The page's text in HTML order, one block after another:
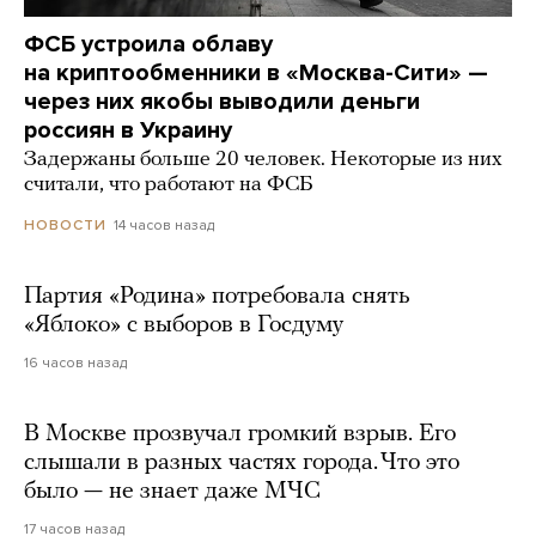
ФСБ устроила облаву
на криптообменники в «Москва-Сити» —
через них якобы выводили деньги
россиян в Украину
Задержаны больше 20 человек. Некоторые из них
считали, что работают на ФСБ
НОВОСТИ 14 часов назад
Партия «Родина» потребовала снять
«Яблоко» с выборов в Госдуму
16 часов назад
В Москве прозвучал громкий взрыв. Его
слышали в разных частях города. Что это
было — не знает даже МЧС
17 часов назад